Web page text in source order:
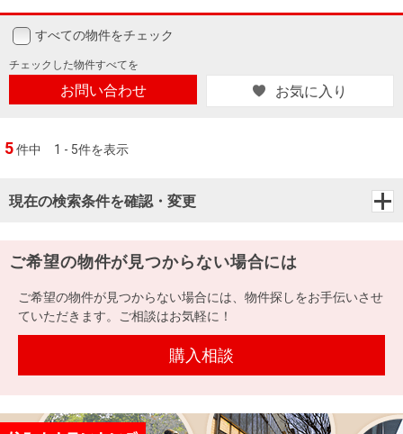
すべての物件をチェック
チェックした物件すべてを
お問い合わせ お気に入り
5件中 1 - 5件を表示
現在の検索条件を確認・変更
ご希望の物件が見つからない場合には
ご希望の物件が見つからない場合には、物件探しをお手伝いさせ
ていただきます。ご相談はお気軽に！
購入相談